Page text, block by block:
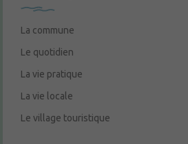
La commune
Le quotidien
La vie pratique
La vie locale
Le village touristique